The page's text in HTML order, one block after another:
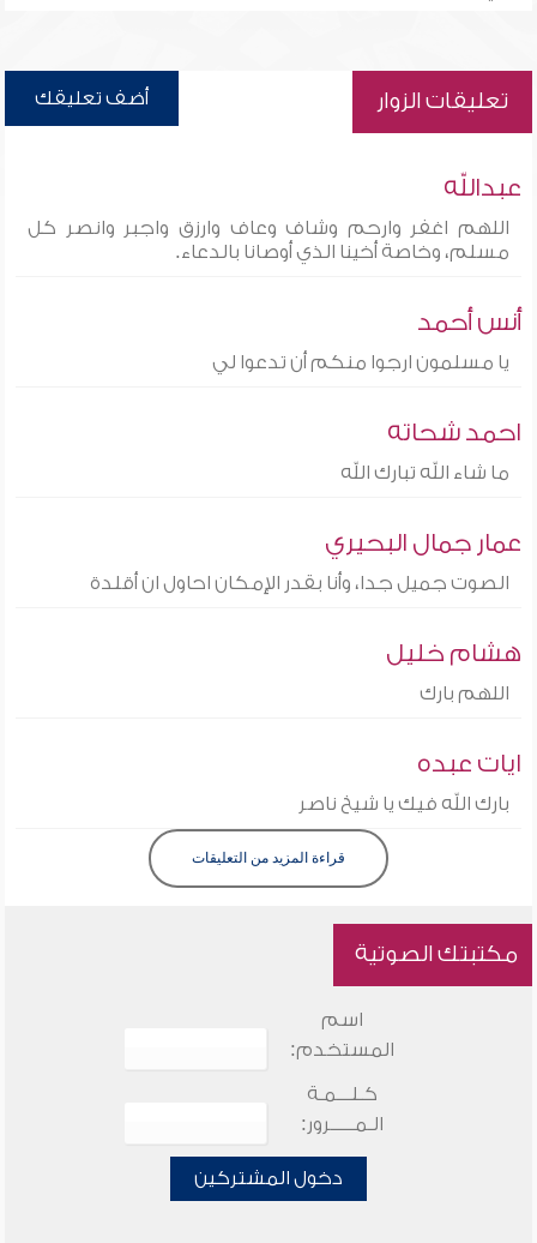
تعليقات الزوار أضف تعليقك
عبدالله
اللهم اغفر وارحم وشاف وعاف وارزق واجبر وانصر كل
مسلم، وخاصة أخينا الذي أوصانا بالدعاء.
أنس أحمد
يا مسلمون ارجوا منكم أن تدعوا لي
احمد شحاته
ما شاء الله تبارك الله
عمار جمال البحيري
الصوت جميل جدا، وأنا بقدر الإمكان احاول ان أقلدة
هشام خليل
اللهم بارك
ايات عبده
بارك الله فيك يا شيخ ناصر
قراءة المزيد من التعليقات
مكتبتك الصوتية
اسم
المستخدم:
كـلـــمـة
الـمـــــرور:
دخول المشتركين